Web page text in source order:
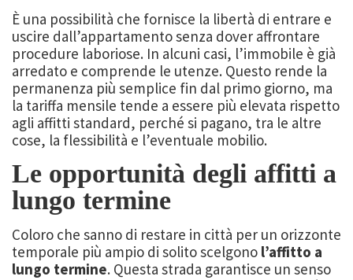
È una possibilità che fornisce la libertà di entrare e
uscire dall’appartamento senza dover affrontare
procedure laboriose. In alcuni casi, l’immobile è già
arredato e comprende le utenze. Questo rende la
permanenza più semplice fin dal primo giorno, ma
la tariffa mensile tende a essere più elevata rispetto
agli affitti standard, perché si pagano, tra le altre
cose, la flessibilità e l’eventuale mobilio.
Le opportunità degli affitti a
lungo termine
Coloro che sanno di restare in città per un orizzonte
temporale più ampio di solito scelgono l’affitto a
lungo termine. Questa strada garantisce un senso